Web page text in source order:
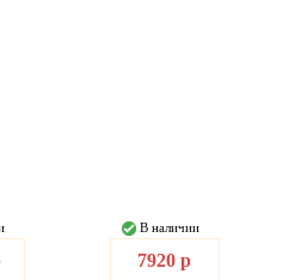
В наличии
7920 р